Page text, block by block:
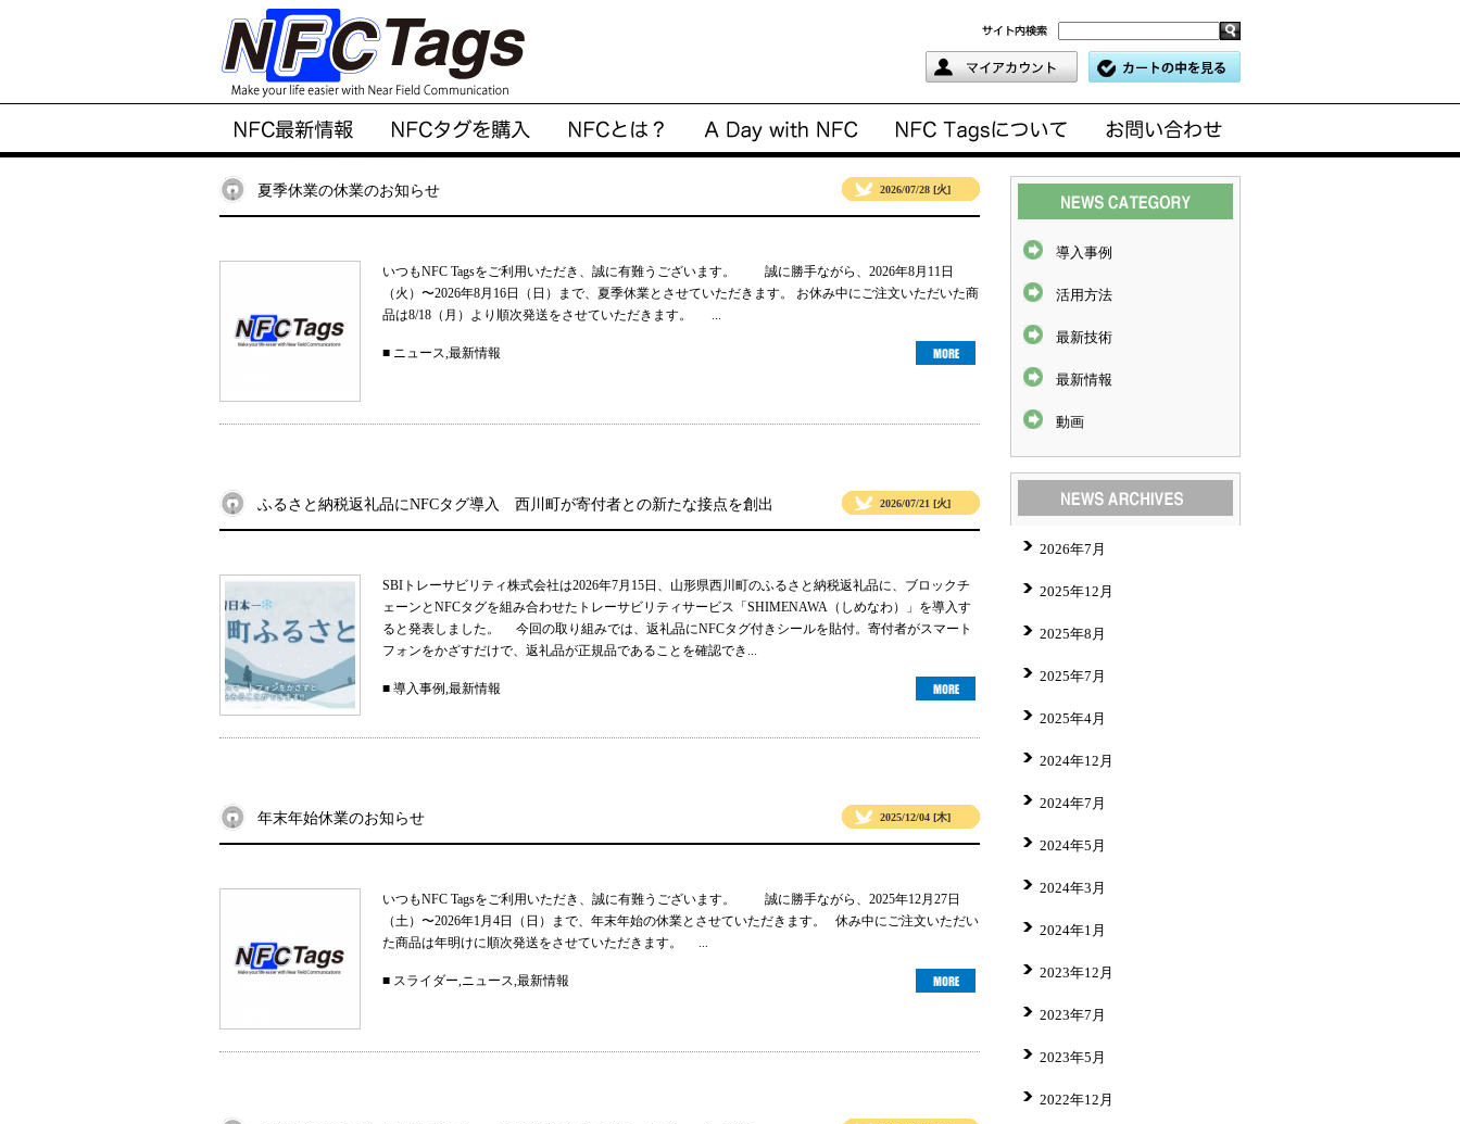
夏季休業の休業のお知らせ 2026/07/28 [火]
いつもNFC Tagsをご利用いただき、誠に有難うございます。 誠に勝手ながら、2026年8月11日
（火）〜2026年8月16日（日）まで、夏季休業とさせていただきます。 お休み中にご注文いただいた商
品は8/18（月）より順次発送をさせていただきます。 ...
■ ニュース,最新情報
ふるさと納税返礼品にNFCタグ導入 西川町が寄付者との新たな接点を創出 2026/07/21 [火]
SBIトレーサビリティ株式会社は2026年7月15日、山形県西川町のふるさと納税返礼品に、ブロックチ
ェーンとNFCタグを組み合わせたトレーサビリティサービス「SHIMENAWA（しめなわ）」を導入す
ると発表しました。 今回の取り組みでは、返礼品にNFCタグ付きシールを貼付。寄付者がスマート
フォンをかざすだけで、返礼品が正規品であることを確認でき...
■ 導入事例,最新情報
年末年始休業のお知らせ 2025/12/04 [木]
いつもNFC Tagsをご利用いただき、誠に有難うございます。 誠に勝手ながら、2025年12月27日
（土）〜2026年1月4日（日）まで、年末年始の休業とさせていただきます。 休み中にご注文いただい
た商品は年明けに順次発送をさせていただきます。 ...
■ スライダー,ニュース,最新情報
導入事例
活用方法
最新技術
最新情報
動画
2026年7月
2025年12月
2025年8月
2025年7月
2025年4月
2024年12月
2024年7月
2024年5月
2024年3月
2024年1月
2023年12月
2023年7月
2023年5月
2022年12月